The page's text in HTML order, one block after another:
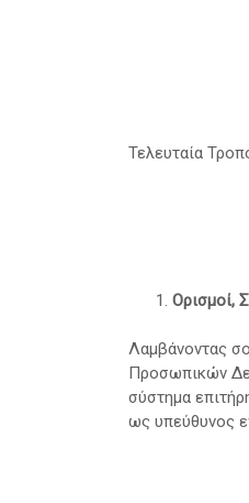
Τελευταία
Ορισμοί,
Λαμβάνοντας
Προσωπικών
σύστημα
ως υπεύθυνος